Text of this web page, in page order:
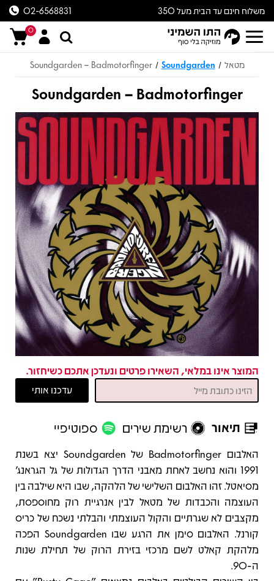
משלוח חינם עד הבית מעל 350
ש״ח
02-6568831
0
מטאל /
Soundgarden
/
Soundgarden – Badmotorfinger
Soundgarden – Badmotorfinger
המוצר אינו במלאי, השאירו פרטים ונעדכן אתכם כשיחזור.
תיאור רשימת שירים ספוטיפיי
תיאור
האלבום Badmotorfinger של Soundgarden יצא בשנת
1991 והוא נחשב לאחת מאבני הדרך הגדולות של גל הגראנג'
מסיאטל. זהו האלבום השלישי של הלהקה, שבו היא שילבה בין
העוצמה והכבדות של מטאל לבין אנרגיית רוק מחוספסת,
מקצבים לא שגרתיים והקול העוצמתי והבלתי נשכח של כריס
קורנל. האלבום סימן את הרגע שבו Soundgarden הפכה
מלהקת קאלט לשם מרכזי בזירת הרוק של תחילת שנות
ה-90.